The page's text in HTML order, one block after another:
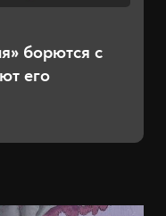
борются с
его